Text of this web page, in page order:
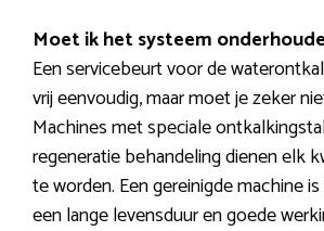
Moet ik het systeem
Een servicebeurt voor de
vrij eenvoudig, maar moet je zeker
Machines met speciale
regeneratie behandeling dienen elk
te worden. Een gereinigde machine
een lange levensduur en goede